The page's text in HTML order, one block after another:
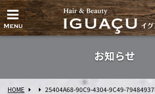
Menu
お知らせ
HOME 25404A68-90C9-4304-9C49-